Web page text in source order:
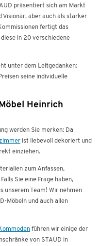
präsentiert sich am Markt
Visionär, aber auch als starker
fertigt das
in 20 verschiedene
unter dem Leitgedanken:
seine individuelle
Heinrich
werden Sie merken: Da
ist liebevoll dekoriert und
einziehen.
zum Anfassen,
Sie eine Frage haben,
unserem Team! Wir nehmen
Möbeln und auch allen
führen wir einige der
von STAUD in